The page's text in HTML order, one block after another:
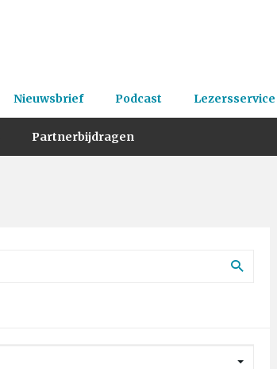
Nieuwsbrief Podcast Lezersservice
Partnerbijdragen